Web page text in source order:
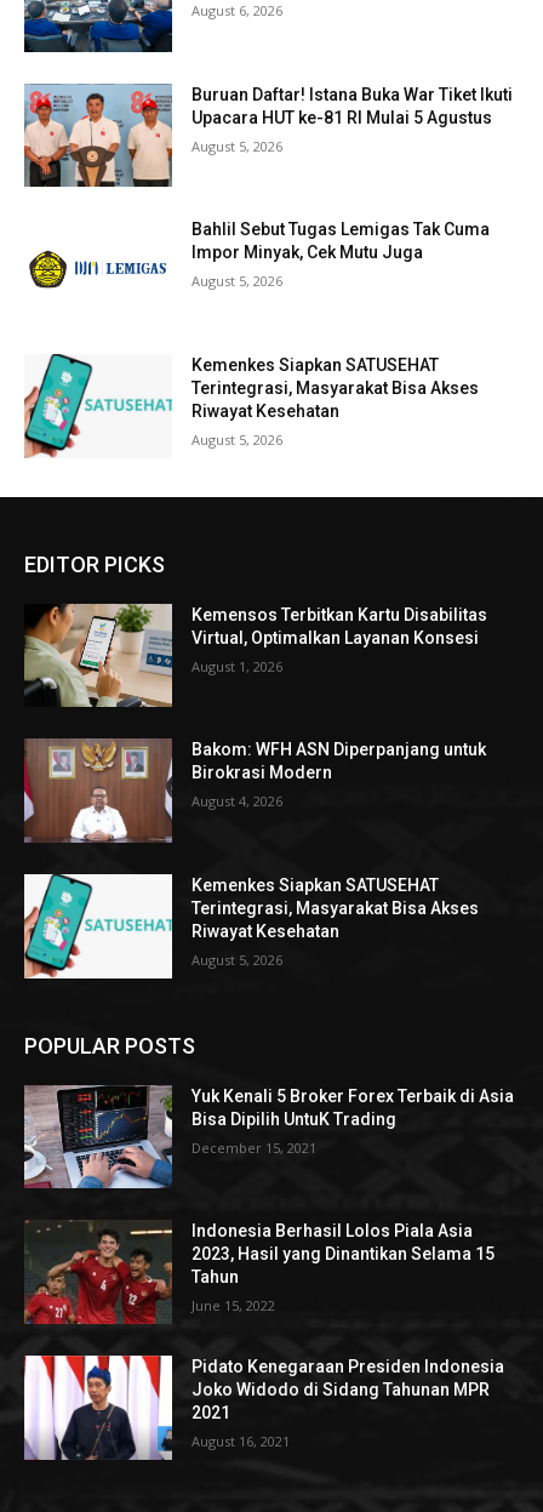
August 6, 2026
Buruan Daftar! Istana Buka War Tiket Ikuti
Upacara HUT ke-81 RI Mulai 5 Agustus
August 5, 2026
Bahlil Sebut Tugas Lemigas Tak Cuma
Impor Minyak, Cek Mutu Juga
August 5, 2026
Kemenkes Siapkan SATUSEHAT
Terintegrasi, Masyarakat Bisa Akses
Riwayat Kesehatan
August 5, 2026
EDITOR PICKS
Kemensos Terbitkan Kartu Disabilitas
Virtual, Optimalkan Layanan Konsesi
August 1, 2026
Bakom: WFH ASN Diperpanjang untuk
Birokrasi Modern
August 4, 2026
Kemenkes Siapkan SATUSEHAT
Terintegrasi, Masyarakat Bisa Akses
Riwayat Kesehatan
August 5, 2026
POPULAR POSTS
Yuk Kenali 5 Broker Forex Terbaik di Asia
Bisa Dipilih UntuK Trading
December 15, 2021
Indonesia Berhasil Lolos Piala Asia
2023, Hasil yang Dinantikan Selama 15
Tahun
June 15, 2022
Pidato Kenegaraan Presiden Indonesia
Joko Widodo di Sidang Tahunan MPR
2021
August 16, 2021